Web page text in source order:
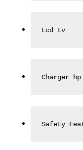
Lcd tv
Charger hp
Safety